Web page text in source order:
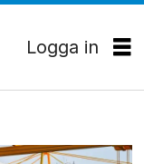
Logga in